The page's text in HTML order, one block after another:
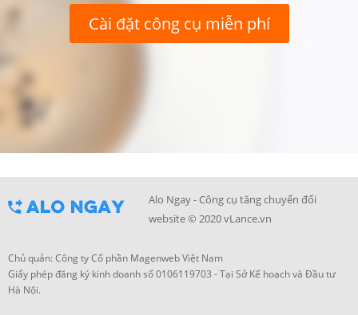
Cài đặt công cụ miễn phí
Alo Ngay - Công cụ tăng chuyển đổi
website © 2020 vLance.vn
Chủ quản: Công ty Cổ phần Magenweb Việt Nam
Giấy phép đăng ký kinh doanh số 0106119703 - Tại Sở Kế hoạch và Đầu tư
Hà Nội.